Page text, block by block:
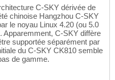
C-SKY dérivée de
chinoise Hangzhou C-SKY
le noyau Linux 4.20 (ou 5.0
Apparemment, C-SKY diffère
supportée séparément par
du C-SKY CK810 semble
de gamme.